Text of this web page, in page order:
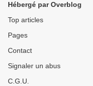
Hébergé par Overblog
Top articles
Pages
Contact
Signaler un abus
C.G.U.